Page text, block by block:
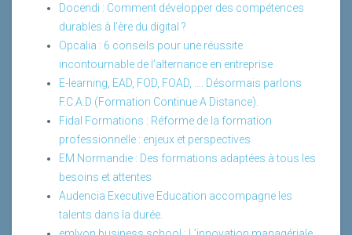
Docendi : Comment développer des compétences
durables à l’ère du digital ?
Opcalia : 6 conseils pour une réussite
incontournable de l’alternance en entreprise
E-learning, EAD, FOD, FOAD, …. Désormais parlons
F.C.A.D (Formation Continue A Distance).
Fidal Formations : Réforme de la formation
professionnelle : enjeux et perspectives
EM Normandie : Des formations adaptées à tous les
besoins et attentes
Audencia Executive Education accompagne les
talents dans la durée.